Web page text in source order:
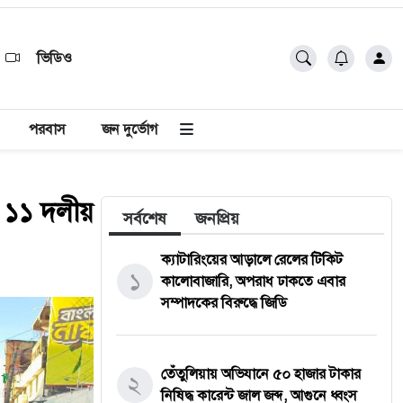
ভিডিও
পরবাস জন দুর্ভোগ
১১ দলীয়
সর্বশেষ জনপ্রিয়
১
ক্যাটারিংয়ের আড়ালে রেলের টিকিট
কালোবাজারি, অপরাধ ঢাকতে এবার
সম্পাদকের বিরুদ্ধে জিডি
২
তেঁতুলিয়ায় অভিযানে ৫০ হাজার টাকার
নিষিদ্ধ কারেন্ট জাল জব্দ, আগুনে ধ্বংস